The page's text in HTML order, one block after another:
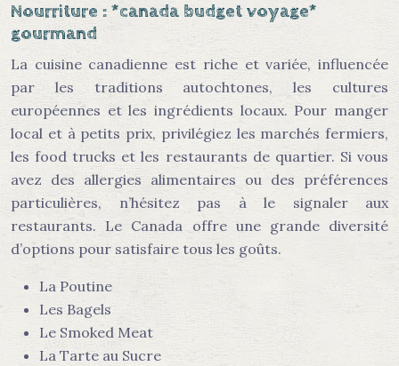
Nourriture : *canada budget voyage*
gourmand
La cuisine canadienne est riche et variée, influencée
par les traditions autochtones, les cultures
européennes et les ingrédients locaux. Pour manger
local et à petits prix, privilégiez les marchés fermiers,
les food trucks et les restaurants de quartier. Si vous
avez des allergies alimentaires ou des préférences
particulières, n’hésitez pas à le signaler aux
restaurants. Le Canada offre une grande diversité
d’options pour satisfaire tous les goûts.
La Poutine
Les Bagels
Le Smoked Meat
La Tarte au Sucre